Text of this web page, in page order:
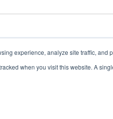
experience, analyze site traffic, and
when you visit this website. A
お問い合わ